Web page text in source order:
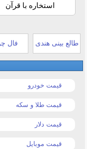
استخاره با قرآن
طالع بینی هندی فال
قیمت خودرو
قیمت طلا و سکه
قیمت دلار
قیمت موبایل